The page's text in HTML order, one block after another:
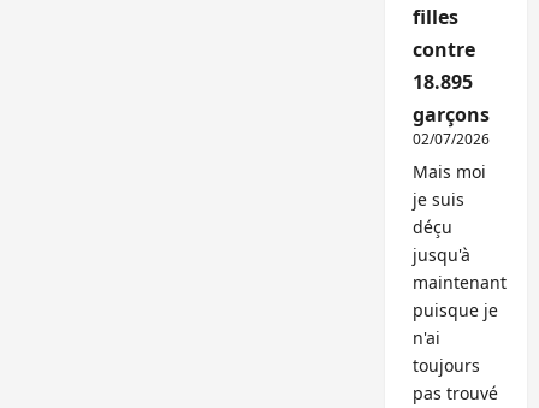
filles
contre
18.895
garçons
02/07/2026
Mais moi
je suis
déçu
jusqu'à
maintenant
puisque je
n'ai
toujours
pas trouvé